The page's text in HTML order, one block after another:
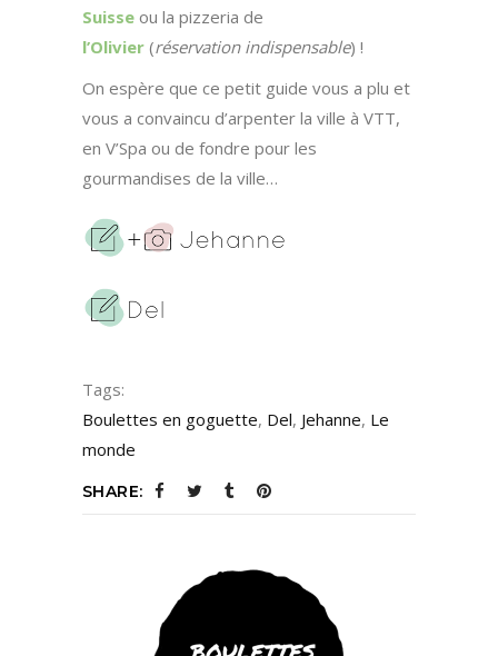
Suisse ou la pizzeria de
l’Olivier (réservation indispensable) !
On espère que ce petit guide vous a plu et
vous a convaincu d’arpenter la ville à VTT,
en V’Spa ou de fondre pour les
gourmandises de la ville…
Tags:
Boulettes en goguette, Del, Jehanne, Le
monde
SHARE: